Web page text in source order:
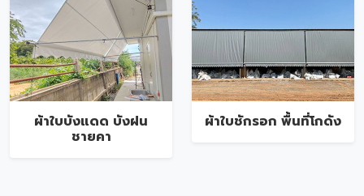
ผ้าใบบังแดด บังฝน
ชายคา
ผ้าใบชักรอก พื้นที่โกดัง